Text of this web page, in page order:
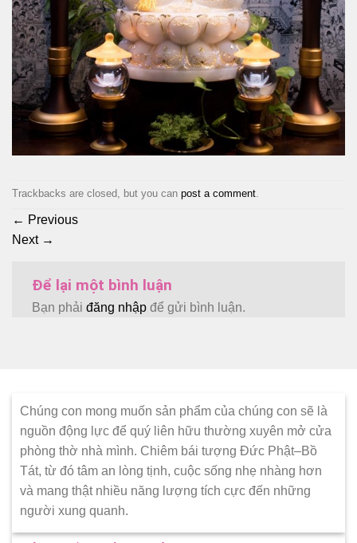
Trackbacks are closed, but you can post a comment.
← Previous
Next →
Để lại một bình luận
Bạn phải đăng nhập để gửi bình luận.
Chúng con mong muốn sản phẩm của chúng con sẽ là
nguồn động lực để quý liên hữu thường xuyên mở cửa
phòng thờ nhà mình. Chiêm bái tượng Đức Phật–Bồ
Tát, từ đó tâm an lòng tịnh, cuộc sống nhẹ nhàng hơn
và mang thật nhiều năng lượng tích cực đến những
người xung quanh.